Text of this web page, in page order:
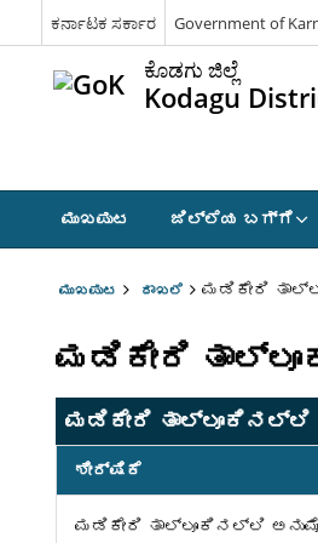
ಕರ್ನಾಟಕ ಸರ್ಕಾರ Government of
ಕೊಡಗು ಜಿಲ್ಲೆ
Kodagu
ಮುಖಪುಟ ಜಿಲ್ಲೆಯ ಬಗ್ಗೆ
ಮುಖಪುಟ ದಾಖಲೆ ಮಡಿಕೇರಿ
ಮಡಿಕೇರಿ
ಮಡಿಕೇರಿ ತಾಲ್ಲೂಕಿನಲ್ಲಿ
ಶೀರ್ಷಿಕೆ
ಮಡಿಕೇರಿ ತಾಲ್ಲೂಕಿನಲ್ಲಿ